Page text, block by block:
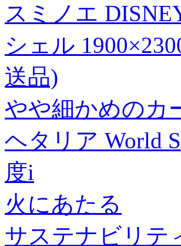
スミノエ
シェル
送品)
やや細かめのカ
ヘタリア World
度i
火にあたる
サステナビリテ